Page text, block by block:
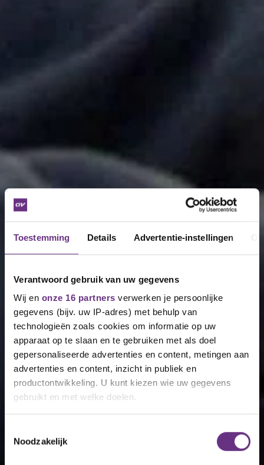
Toestemming Details Advertentie-instellingen
Verantwoord gebruik van uw gegevens
Wij en onze 16 partners verwerken je persoonlijke
gegevens (bijv. uw IP-adres) met behulp van
technologieën zoals cookies om informatie op uw
apparaat op te slaan en te gebruiken met als doel
gepersonaliseerde advertenties en content, metingen aan
advertenties en content, inzicht in publiek en
productontwikkeling. U kunt kiezen wie uw gegevens
gebruikt en met welke doelen.
Informatie verzamelen over uw geografische
Noodzakelijk